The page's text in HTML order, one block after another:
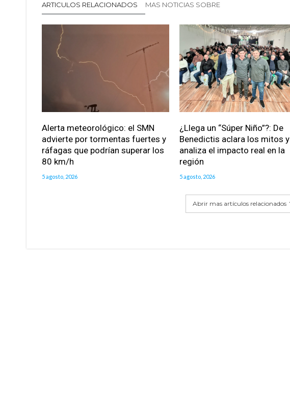
ARTICULOS RELACIONADOS MAS NOTICIAS SOBRE
Alerta meteorológico: el SMN
advierte por tormentas fuertes y
ráfagas que podrían superar los
80 km/h
5 agosto, 2026
¿Llega un “Súper Niño”?: De
Benedictis aclara los mitos y
analiza el impacto real en la
región
5 agosto, 2026
Abrir mas artículos relacionados